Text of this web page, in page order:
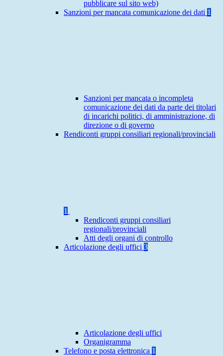
pubblicare sul sito web)
Sanzioni per mancata comunicazione dei dati 1
Sanzioni per mancata o incompleta
comunicazione dei dati da parte dei titolari
di incarichi politici, di amministrazione, di
direzione o di governo
Rendiconti gruppi consiliari regionali/provinciali
1
Rendiconti gruppi consiliari
regionali/provinciali
Atti degli organi di controllo
Articolazione degli uffici 3
Articolazione degli uffici
Organigramma
Telefono e posta elettronica 1